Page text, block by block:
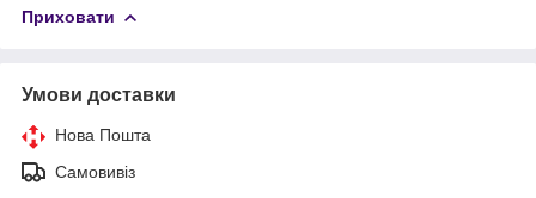
Приховати
Умови доставки
Нова Пошта
Самовивіз